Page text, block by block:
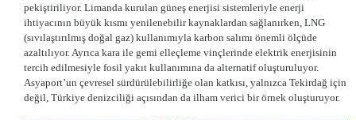
pekiştiriliyor. Limanda kurulan güneş enerjisi sistemleriyle enerji
ihtiyacının büyük kısmı yenilenebilir kaynaklardan sağlanırken, LNG
(sıvılaştırılmış doğal gaz) kullanımıyla karbon salımı önemli ölçüde
azaltılıyor. Ayrıca kara ile gemi elleçleme vinçlerinde elektrik enerjisinin
tercih edilmesiyle fosil yakıt kullanımına da alternatif oluşturuluyor.
Asyaport’un çevresel sürdürülebilirliğe olan katkısı, yalnızca Tekirdağ için
değil, Türkiye denizciliği açısından da ilham verici bir örnek oluşturuyor.